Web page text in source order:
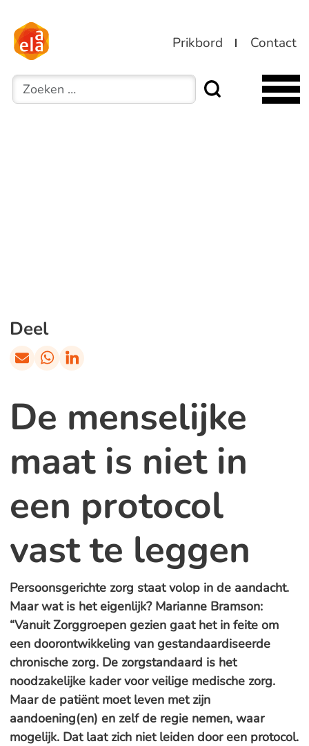
Prikbord Contact
Zoeken
De menselijke
maat is niet in
een protocol
vast te leggen
Persoonsgerichte zorg staat volop in de aandacht.
Maar wat is het eigenlijk? Marianne Bramson:
“Vanuit Zorggroepen gezien gaat het in feite om
een doorontwikkeling van gestandaardiseerde
chronische zorg. De zorgstandaard is het
noodzakelijke kader voor veilige medische zorg.
Maar de patiënt moet leven met zijn
aandoening(en) en zelf de regie nemen, waar
mogelijk. Dat laat zich niet leiden door een protocol.
Deel